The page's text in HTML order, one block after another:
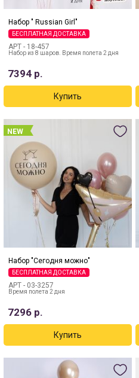
Набор " Russian Girl"
БЕСПЛАТНАЯ ДОСТАВКА
АРТ - 18-457
Набор из 8 шаров. Время полета 2 дня
7394р.
NEW
Набор "Сегодня можно"
БЕСПЛАТНАЯ ДОСТАВКА
АРТ - 03-3257
Время полета 2 дня
7296р.